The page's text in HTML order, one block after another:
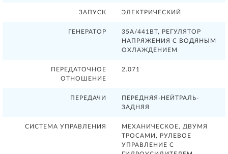
ЗАПУСК ЭЛЕКТРИЧЕСКИЙ
ГЕНЕРАТОР
35А/441ВТ, РЕГУЛЯТОР
НАПРЯЖЕНИЯ С ВОДЯНЫМ
ОХЛАЖДЕНИЕМ
ПЕРЕДАТОЧНОЕ
ОТНОШЕНИЕ
2.071
ПЕРЕДАЧИ
ПЕРЕДНЯЯ-НЕЙТРАЛЬ-
ЗАДНЯЯ
СИСТЕМА УПРАВЛЕНИЯ
МЕХАНИЧЕСКОЕ, ДВУМЯ
ТРОСАМИ, РУЛЕВОЕ
УПРАВЛЕНИЕ С